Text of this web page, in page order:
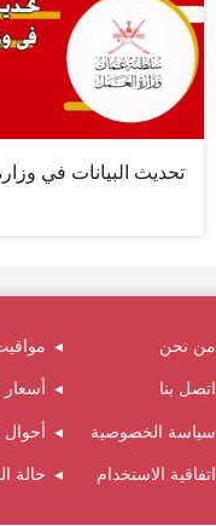
تحديث البيانات في
من نحن
اتصل بنا
سياسة الخصوصية
اتفاقية الاستخدام
أسعار
حالة